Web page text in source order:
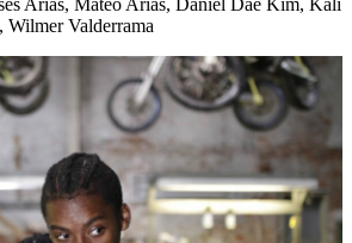
Arias, Mateo Arias, Daniel Dae Kim, Kali
Valderrama